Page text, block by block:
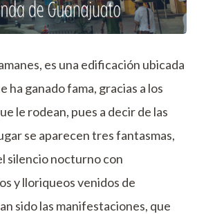
es una edificación ubicada
ha ganado fama, gracias a los
le rodean, pues a decir de las
se aparecen tres fantasmas,
silencio nocturno con
y lloriqueos venidos de
sido las manifestaciones, que